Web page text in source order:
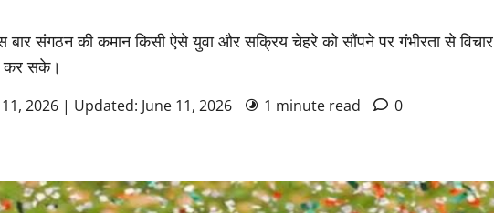
संगठन की कमान किसी ऐसे युवा और सक्रिय चेहरे को सौंपने पर गंभीरता से विचार
कर सके।
2026 | Updated: June 11, 2026 1 minute read 0